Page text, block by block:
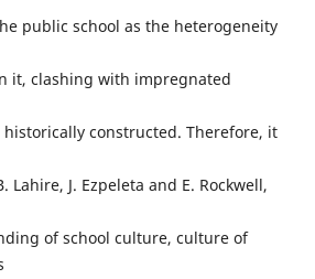
public school as the heterogeneity
it, clashing with impregnated
constructed. Therefore, it
J. Ezpeleta and E. Rockwell,
of school culture, culture of